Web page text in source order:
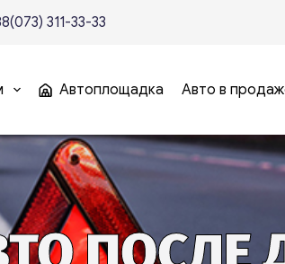
311-33-33
Автоплощадка Авто в